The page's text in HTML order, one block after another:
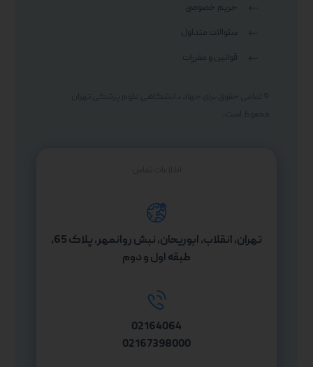
حریم خصوصی
سئوالات متداول
قوانین و مقررات
اطلاعات تماس
تهران، انقلاب، ابوریحان، نبش روانمهر، پلاک 65،
طبقه اول و دوم
02164064
02167398000